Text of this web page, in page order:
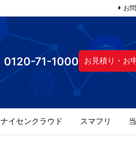
0120-71-1000 お見積り・お
ナイセンクラウド スマフリ
お